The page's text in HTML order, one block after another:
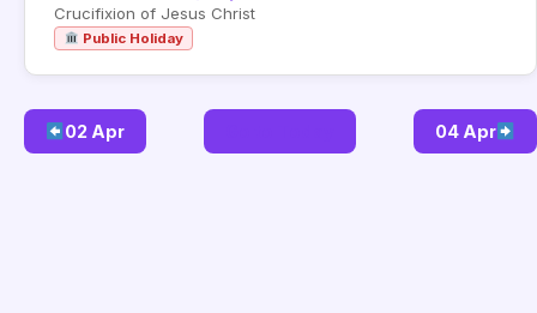
Crucifixion of Jesus Christ
Public Holiday
02 Apr 04 Apr